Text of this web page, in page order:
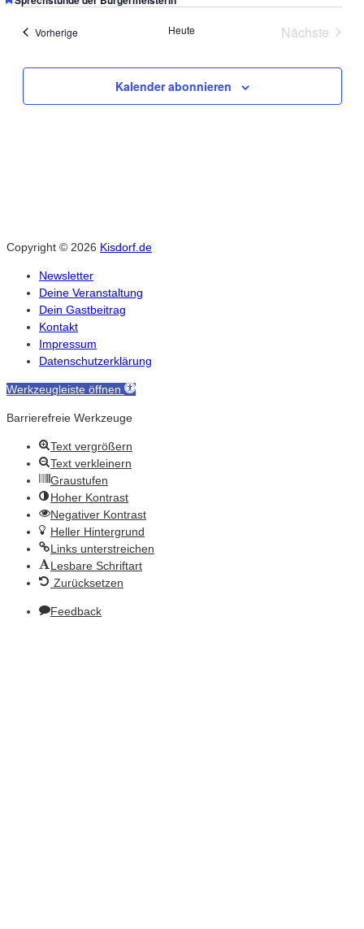
VorherigeVeranstaltungen Heute
Nächste
Kalender abonnieren
Copyright © 2026 Kisdorf.de
Newsletter
Deine Veranstaltung
Dein Gastbeitrag
Kontakt
Impressum
Datenschutzerklärung
Werkzeugleiste öffnen
Barrierefreie Werkzeuge
Text vergrößern
Text verkleinern
Graustufen
Hoher Kontrast
Negativer Kontrast
Heller Hintergrund
Links unterstreichen
Lesbare Schriftart
Zurücksetzen
Feedback